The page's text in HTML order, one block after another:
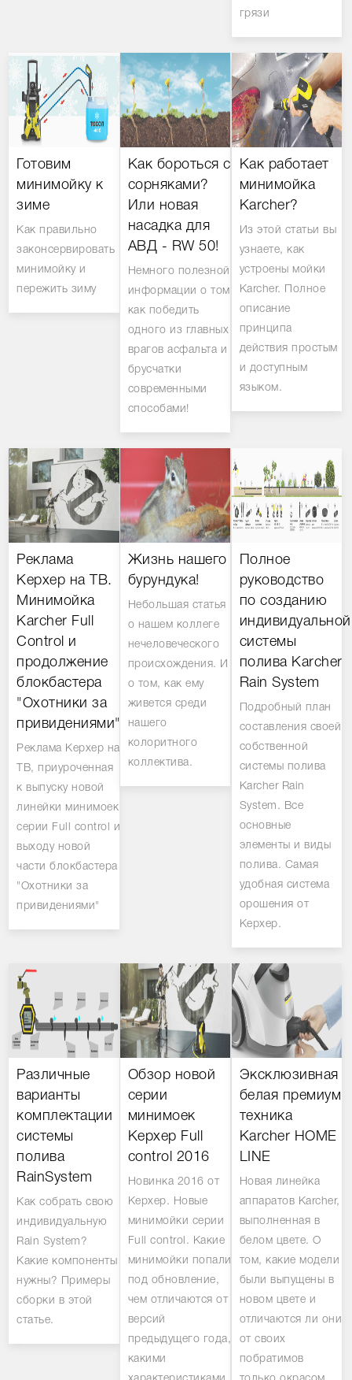
грязи
Готовим
минимойку к
зиме
Как правильно
законсервировать
минимойку и
пережить зиму
Как бороться с
сорняками?
Или новая
насадка для
АВД - RW 50!
Немного полезной
информации о том
как победить
одного из главных
врагов асфальта и
брусчатки
современными
способами!
Как работает
минимойка
Karcher?
Из этой статьи вы
узнаете, как
устроены мойки
Karcher. Полное
описание
принципа
действия простым
и доступным
языком.
Реклама
Керхер на ТВ.
Минимойка
Karcher Full
Control и
продолжение
блокбастера
"Охотники за
привидениями".
Реклама Керхер на
ТВ, приуроченная
к выпуску новой
линейки минимоек
серии Full control и
выходу новой
части блокбастера
"Охотники за
привидениями"
Жизнь нашего
бурундука!
Небольшая статья
о нашем коллеге
нечеловеческого
происхождения. И
о том, как ему
живется среди
нашего
колоритного
коллектива.
Полное
руководство
по созданию
индивидуальной
системы
полива Karcher
Rain System
Подробный план
составления своей
собственной
системы полива
Karcher Rain
System. Все
основные
элементы и виды
полива. Самая
удобная система
орошения от
Керхер.
Различные
варианты
комплектации
системы
полива
RainSystem
Как собрать свою
индивидуальную
Rain System?
Какие компоненты
нужны? Примеры
сборки в этой
статье.
Обзор новой
серии
минимоек
Керхер Full
control 2016
Новинка 2016 от
Керхер. Новые
минимойки серии
Full control. Какие
минимойки попали
под обновление,
чем отличаются от
версий
предыдущего года,
какими
Эксклюзивная
белая премиум
техника
Karcher HOME
LINE
Новая линейка
аппаратов Karcher,
выполненная в
белом цвете. О
том, какие модели
были выпущены в
новом цвете и
отличаются ли они
от своих
побратимов